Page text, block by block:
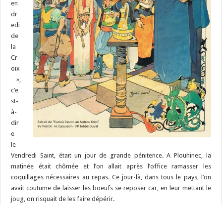
en
dr
edi
de
la
Cr
oix
»,
c’e
st-
à-
dir
e
le
Vendredi Saint, était un jour de grande pénitence. A Plouhinec, la
matinée était chômée et l’on allait après l’office ramasser les
coquillages nécessaires au repas. Ce jour-là, dans tous le pays, l’on
avait coutume de laisser les boeufs se reposer car, en leur mettant le
joug, on risquait de les faire dépérir.